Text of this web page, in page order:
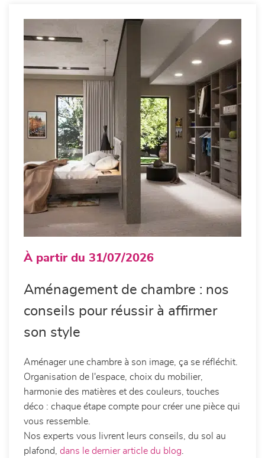
À partir du 31/07/2026
Aménagement de chambre : nos
conseils pour réussir à affirmer
son style
Aménager une chambre à son image, ça se réfléchit.
Organisation de l'espace, choix du mobilier,
harmonie des matières et des couleurs, touches
déco : chaque étape compte pour créer une pièce qui
vous ressemble.
Nos experts vous livrent leurs conseils, du sol au
plafond, dans le dernier article du blog